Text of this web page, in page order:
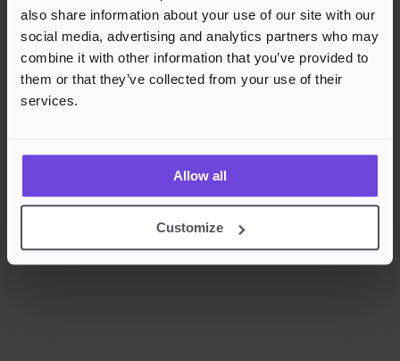
also share information about your use of our site with our
social media, advertising and analytics partners who may
combine it with other information that you’ve provided to
them or that they’ve collected from your use of their
services.
Allow all
Customize
Rask og sikker betalingsbehandling